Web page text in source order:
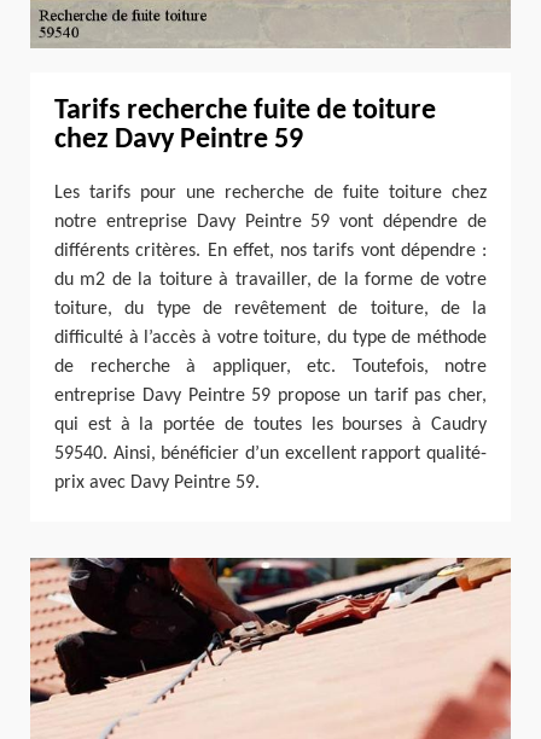
Tarifs recherche fuite de toiture
chez Davy Peintre 59
Les tarifs pour une recherche de fuite toiture chez
notre entreprise Davy Peintre 59 vont dépendre de
différents critères. En effet, nos tarifs vont dépendre :
du m2 de la toiture à travailler, de la forme de votre
toiture, du type de revêtement de toiture, de la
difficulté à l’accès à votre toiture, du type de méthode
de recherche à appliquer, etc. Toutefois, notre
entreprise Davy Peintre 59 propose un tarif pas cher,
qui est à la portée de toutes les bourses à Caudry
59540. Ainsi, bénéficier d’un excellent rapport qualité-
prix avec Davy Peintre 59.